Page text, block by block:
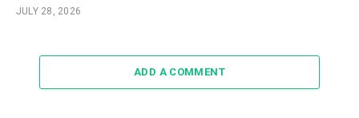
JULY 28, 2026
ADD A COMMENT